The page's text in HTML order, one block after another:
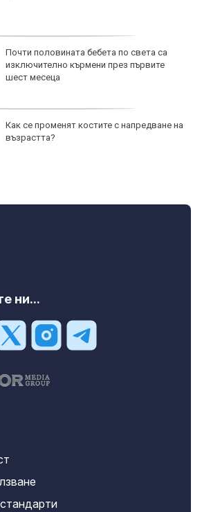
Почти половината бебета по света са
изключително кърмени през първите
шест месеца
Как се променят костите с напредване на
възрастта?
ни...